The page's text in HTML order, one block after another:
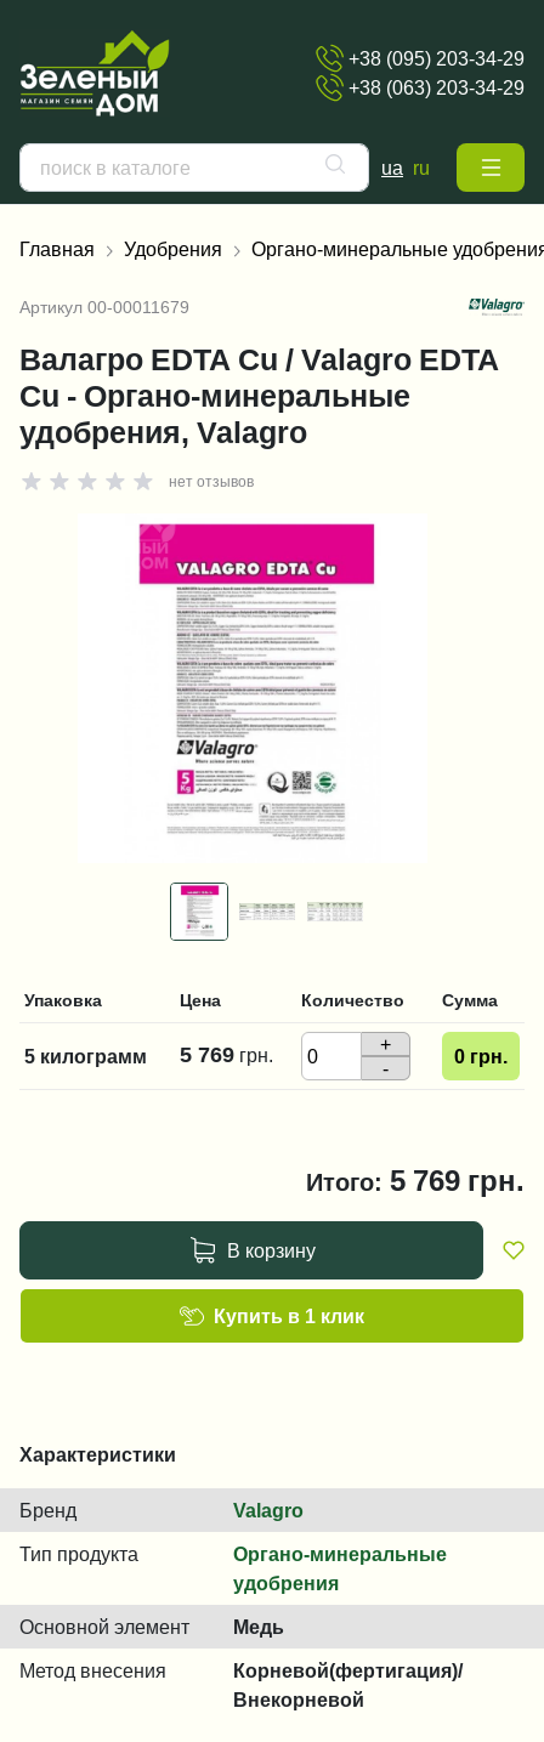
+38 (095) 203-34-29
+38 (063) 203-34-29
ua ru
Главная Удобрения Органо-минеральные
Артикул 00-00011679
Валагро EDTA Cu / Valagro EDTA
Cu - Органо-минеральные
удобрения, Valagro
нет отзывов
Упаковка Цена Количество Сумма
5 килограмм 5 769 грн.
+
-
0 грн.
Итого: 5 769 грн.
В корзину
Купить в 1 клик
Характеристики
Бренд Valagro
Тип продукта
Органо-минеральные
удобрения
Основной элемент Медь
Метод внесения
Корневой(фертигация)/
Внекорневой